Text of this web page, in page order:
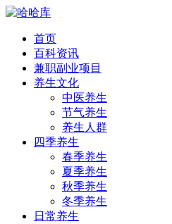
首页
百科资讯
兼职副业项目
养生文化
中医养生
节气养生
养生人群
四季养生
春季养生
夏季养生
秋季养生
冬季养生
日常养生